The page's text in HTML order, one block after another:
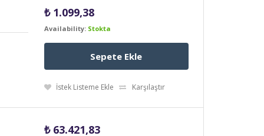
₺1.099,38
Availability: Stokta
Sepete Ekle
İstek Listeme Ekle Karşılaştır
₺63.421,83